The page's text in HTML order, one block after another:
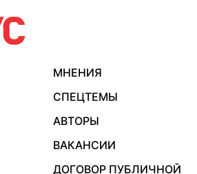
МНЕНИЯ
СПЕЦТЕМЫ
АВТОРЫ
ВАКАНСИИ
ДОГОВОР ПУБЛИЧНОЙ